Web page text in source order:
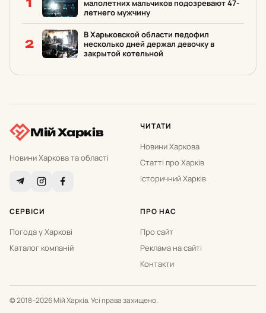
1
малолетних мальчиков подозревают 47-
летнего мужчину
2
В Харьковской области педофил
несколько дней держал девочку в
закрытой котельной
Мій Харків
Новини Харкова та області
ЧИТАТИ
Новини Харкова
Статті про Харків
Історичний Харків
СЕРВІСИ
Погода у Харкові
Каталог компаній
ПРО НАС
Про сайт
Реклама на сайті
Контакти
© 2018–2026 Мій Харків. Усі права захищено.